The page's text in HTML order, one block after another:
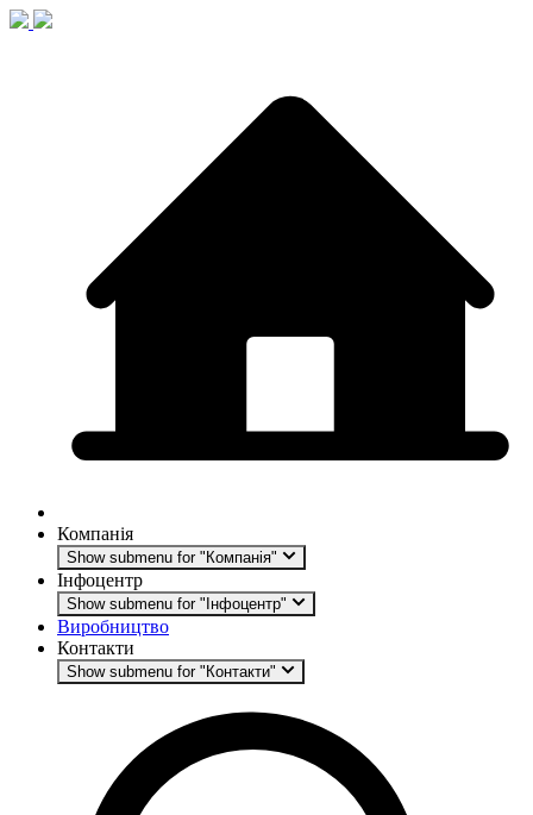
Компанія
Show submenu for "Компанія"
Інфоцентр
Show submenu for "Інфоцентр"
Виробництво
Контакти
Show submenu for "Контакти"